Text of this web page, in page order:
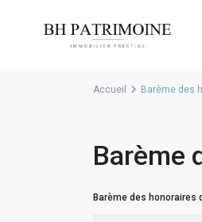
Accueil Barème des
Barème
Barème des